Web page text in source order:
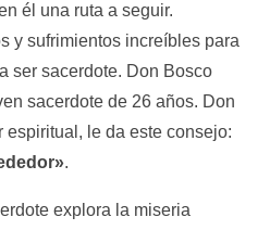
él una ruta a seguir.
y sufrimientos increíbles para
ser sacerdote. Don Bosco
sacerdote de 26 años. Don
espiritual, le da este consejo:
.
explora la miseria